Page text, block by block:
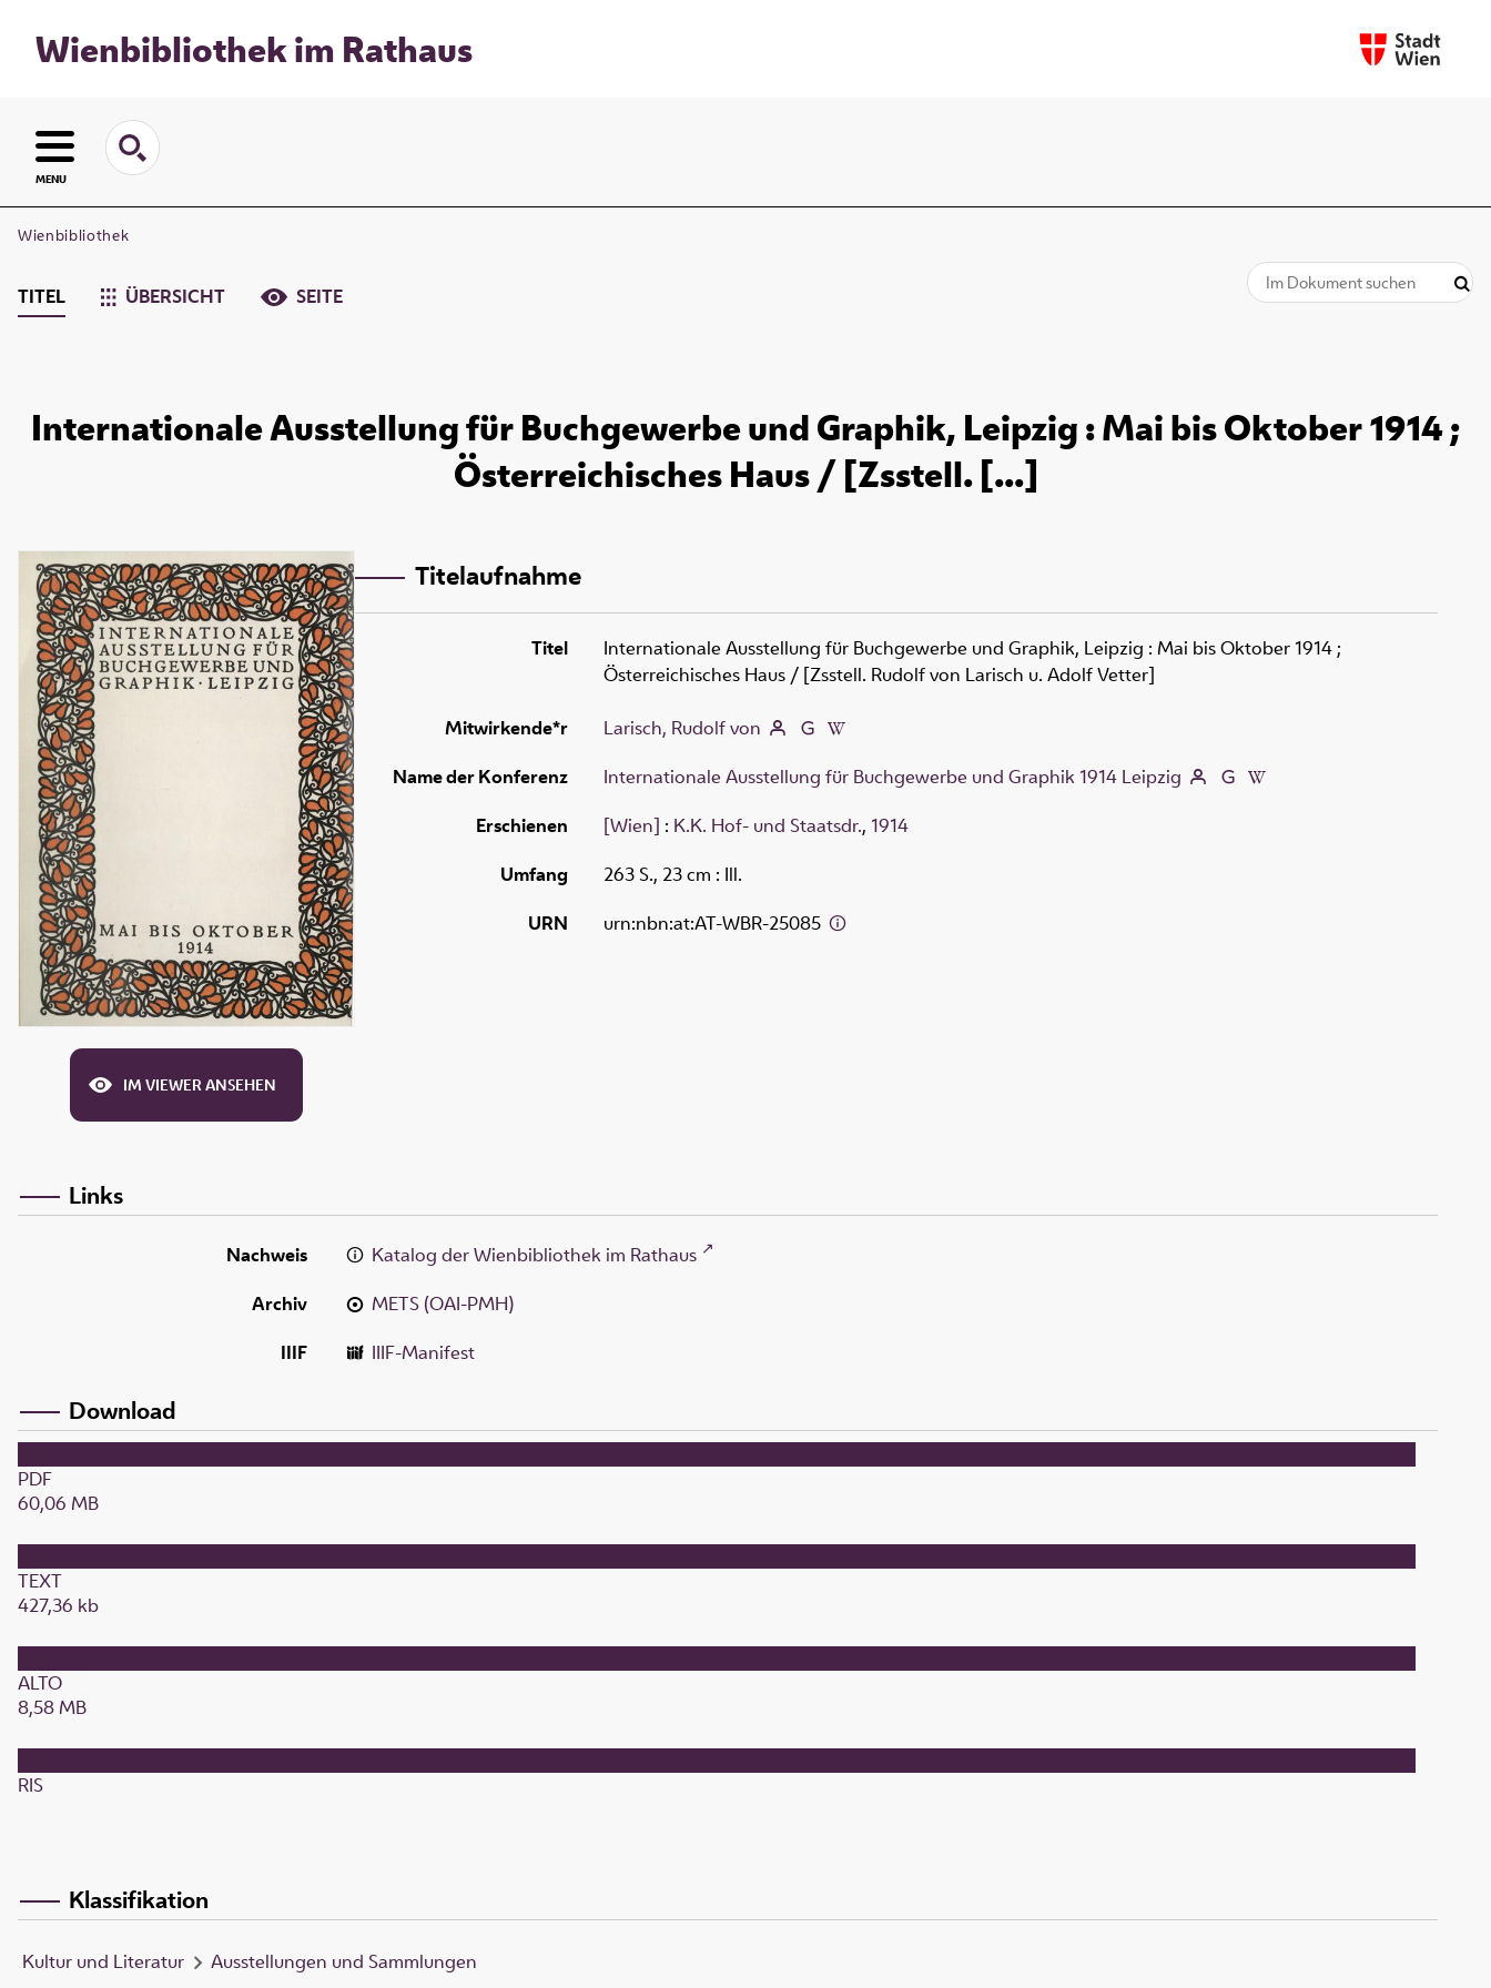
Wienbibliothek im Rathaus
MENU
Wienbibliothek
TITEL ÜBERSICHT SEITE
Internationale Ausstellung für Buchgewerbe und Graphik, Leipzig : Mai bis Oktober 1914 ;
Österreichisches Haus / [Zsstell. [...]
IM VIEWER ANSEHEN
Titelaufnahme
Titel Internationale Ausstellung für Buchgewerbe und Graphik, Leipzig : Mai bis Oktober 1914 ;
Österreichisches Haus / [Zsstell. Rudolf von Larisch u. Adolf Vetter]
Mitwirkende*r
Larisch, Rudolf von
Name der Konferenz
Internationale Ausstellung für Buchgewerbe und Graphik 1914 Leipzig
Erschienen
[Wien] : K.K. Hof- und Staatsdr., 1914
Umfang
263 S., 23 cm : Ill.
URN
urn:nbn:at:AT-WBR-25085
Links
Nachweis
Katalog der Wienbibliothek im Rathaus
Archiv
METS (OAI-PMH)
IIIF
IIIF-Manifest
Download
PDF
60,06 MB
TEXT
427,36 kb
ALTO
8,58 MB
RIS
Klassifikation
Kultur und Literatur Ausstellungen und Sammlungen